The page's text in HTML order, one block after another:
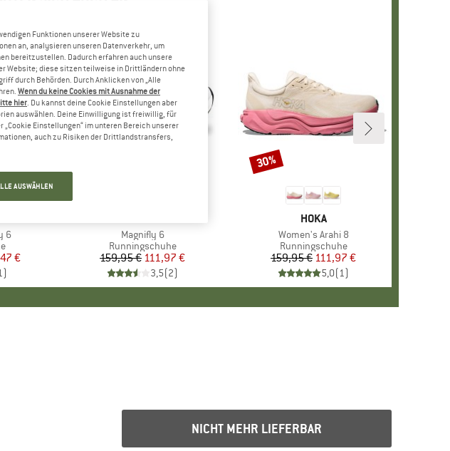
6
Preis
€
)
Artikel
Magnifly 6
Produktgruppe
Runningschuhe
Preis
159,95 € reduzierter Preis
111,97 €
3,5(2)
MARKE
HOKA
Artikel
Women's Arahi 8
Produktgruppe
Runningschuhe
Preis
159,95 € reduzierter Preis
111,97 €
5,0(1)
Rabatt
30%
NICHT MEHR LIEFERBAR
Funktionen unserer Website zu
an, analysieren unseren Datenverkehr, um
bereitzustellen. Dadurch erfahren auch unsere
Website; diese sitzen teilweise in Drittländern ohne
durch Behörden. Durch Anklicken von „Alle
Wenn du keine Cookies mit Ausnahme der
hier. Du kannst deine Cookie Einstellungen aber
auswählen. Deine Einwilligung ist freiwillig, für
Einstellungen“ im unteren Bereich unserer
auch zu Risiken der Drittlandstransfers,
AUSWÄHLEN